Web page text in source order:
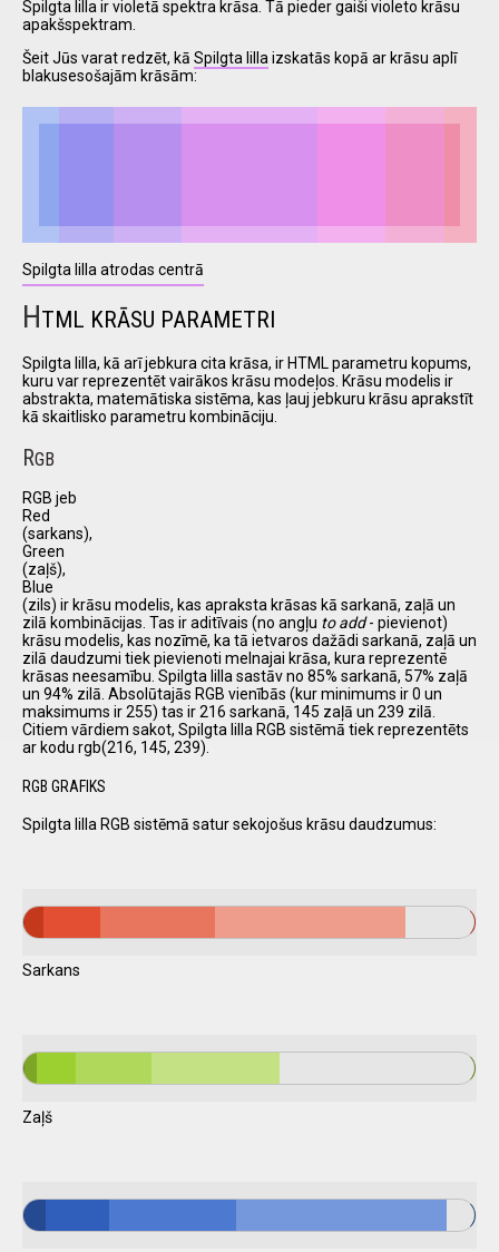
I have
read and
accept the
terms and
Spilgta lilla ir violetā spektra krāsa. Tā pieder gaiši violeto krāsu
apakšspektram.
Šeit Jūs varat redzēt, kā Spilgta lilla izskatās kopā ar krāsu aplī
blakusesošajām krāsām:
Spilgta lilla atrodas centrā
HTML KRĀSU PARAMETRI
Spilgta lilla, kā arī jebkura cita krāsa, ir HTML parametru kopums,
kuru var reprezentēt vairākos krāsu modeļos. Krāsu modelis ir
abstrakta, matemātiska sistēma, kas ļauj jebkuru krāsu aprakstīt
kā skaitlisko parametru kombināciju.
RGB
RGB jeb
Red
(sarkans),
Green
(zaļš),
Blue
(zils) ir krāsu modelis, kas apraksta krāsas kā sarkanā, zaļā un
zilā kombinācijas. Tas ir aditīvais (no angļu to add- pievienot)
krāsu modelis, kas nozīmē, ka tā ietvaros dažādi sarkanā, zaļā un
zilā daudzumi tiek pievienoti melnajai krāsa, kura reprezentē
krāsas neesamību. Spilgta lilla sastāv no 85% sarkanā, 57% zaļā
un 94% zilā. Absolūtajās RGB vienībās (kur minimums ir 0 un
maksimums ir 255) tas ir 216 sarkanā, 145 zaļā un 239 zilā.
Citiem vārdiem sakot, Spilgta lilla RGB sistēmā tiek reprezentēts
ar kodu rgb(216, 145, 239).
RGB GRAFIKS
Spilgta lilla RGB sistēmā satur sekojošus krāsu daudzumus:
Sarkans
Zaļš